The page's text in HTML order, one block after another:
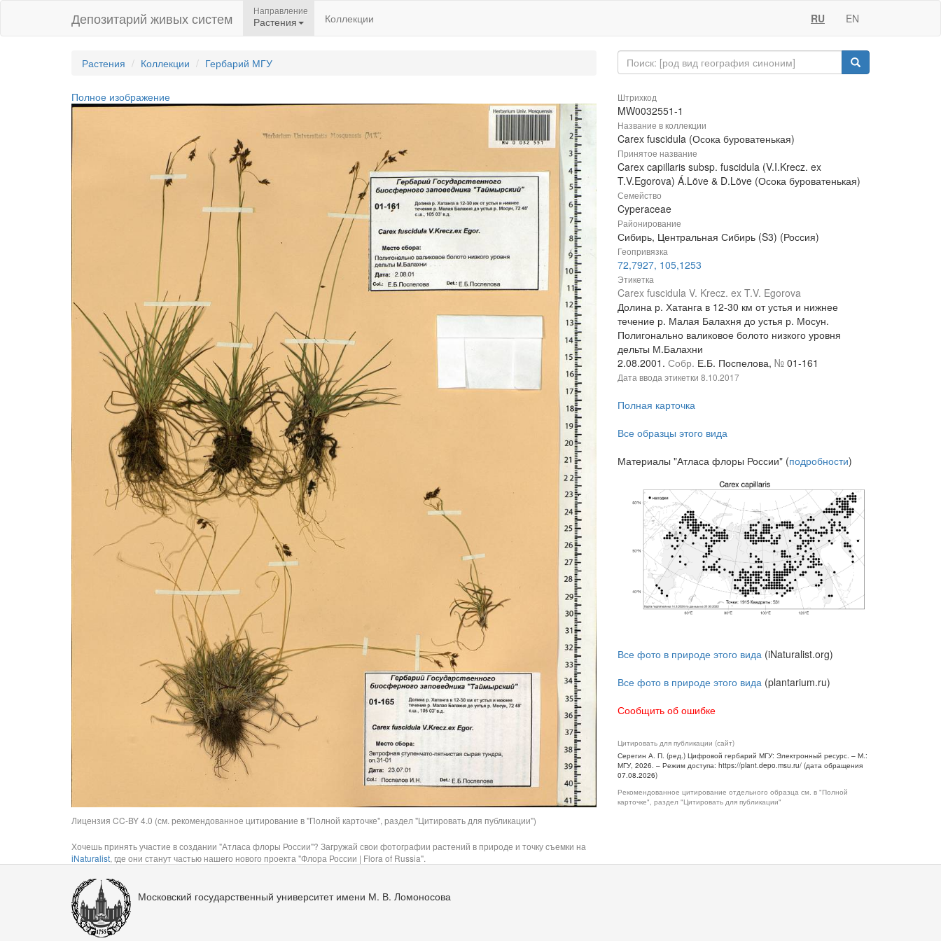
Депозитарий живых систем Направление
Растения Коллекции RU EN
Растения Коллекции Гербарий МГУ
Полное изображение
Лицензия CC-BY 4.0 (см. рекомендованное цитирование в "Полной карточке", раздел "Цитировать для публикации")
Хочешь принять участие в создании "Атласа флоры России"? Загружай свои фотографии растений в природе и точку съемки на
iNaturalist, где они станут частью нашего нового проекта "Флора России | Flora of Russia".
Штрихкод
MW0032551-1
Название в коллекции
Carex fuscidula (Осока буроватенькая)
Принятое название
Carex capillaris subsp. fuscidula (V.I.Krecz. ex
T.V.Egorova) Á.Löve & D.Löve (Осока буроватенькая)
Семейство
Cyperaceae
Районирование
Сибирь, Центральная Сибирь (S3) (Россия)
Геопривязка
72,7927, 105,1253
Этикетка
Carex fuscidula V. Krecz. ex T.V. Egorova
Долина р. Хатанга в 12-30 км от устья и нижнее
течение р. Малая Балахня до устья р. Мосун.
Полигонально валиковое болото низкого уровня
дельты М.Балахни
2.08.2001. Собр. Е.Б. Поспелова, № 01-161
Дата ввода этикетки 8.10.2017
Полная карточка
Все образцы этого вида
Материалы "Атласа флоры России" (подробности)
Все фото в природе этого вида (iNaturalist.org)
Все фото в природе этого вида (plantarium.ru)
Сообщить об ошибке
Цитировать для публикации (сайт)
Серегин А. П. (ред.) Цифровой гербарий МГУ: Электронный ресурс. – М.:
МГУ, 2026. – Режим доступа: https://plant.depo.msu.ru/ (дата обращения
07.08.2026)
Рекомендованное цитирование отдельного образца см. в "Полной
карточке", раздел "Цитировать для публикации"
Московский государственный университет имени М. В. Ломоносова